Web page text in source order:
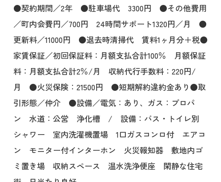
●契約期間／2年 ●駐車場代 3300円 ●その他費用
／町内会費円／700円 24時間サポート1320円／月 ●
更新料／11000円 ●退去時清掃代 賃料1ヶ月分＋税●
家賃保証／初回保証料：月額支払合計100％ 月額保証
料：月額支払合計2％/月 収納代行手数料：220円/
月 ●火災保険：21500円 ●短期解約違約金あり●取
引形態／仲介 ●設備／電気：あり、ガス：プロパ
ン 水道：公営 浄化槽 / 設備：バス・トイレ別
シャワー 室内洗濯機置場 1口ガスコンロ付 エアコ
ン モニター付インターホン 火災報知器 敷地内ゴ
ミ置き場 収納スペース 温水洗浄便座 閑静な住宅